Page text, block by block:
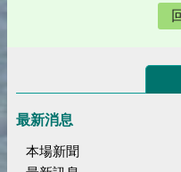
最新消息
本場新聞